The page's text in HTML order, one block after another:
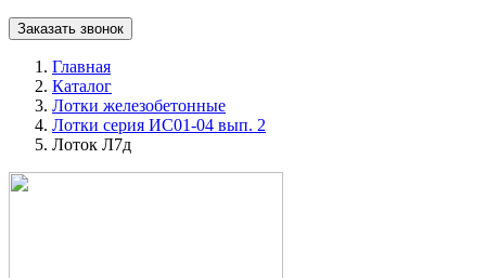
Заказать звонок
Главная
Каталог
Лотки железобетонные
Лотки серия ИС01-04 вып. 2
Лоток Л7д